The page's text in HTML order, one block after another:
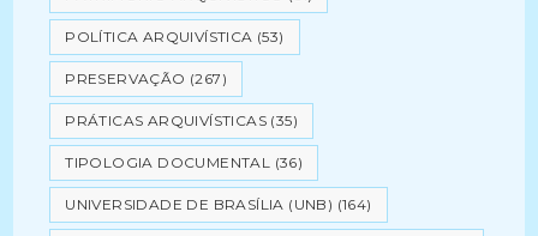
POLÍTICA ARQUIVÍSTICA (53)
PRESERVAÇÃO (267)
PRÁTICAS ARQUIVÍSTICAS (35)
TIPOLOGIA DOCUMENTAL (36)
UNIVERSIDADE DE BRASÍLIA (UNB) (164)